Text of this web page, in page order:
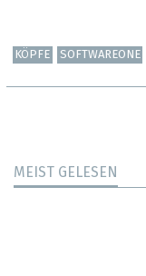
KÖPFE SOFTWAREONE
MEIST GELESEN